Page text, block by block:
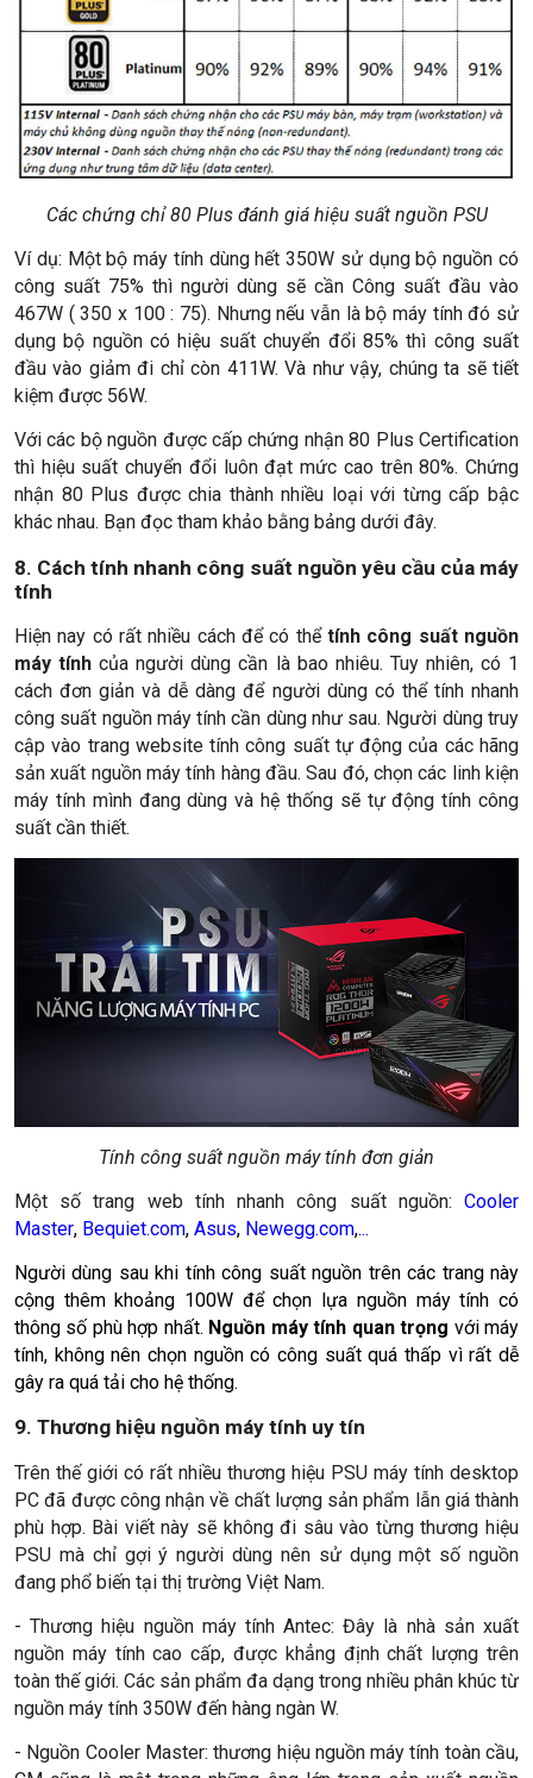
Các chứng chỉ 80 Plus đánh giá hiệu suất nguồn PSU
Ví dụ: Một bộ máy tính dùng hết 350W sử dụng bộ nguồn có
công suất 75% thì người dùng sẽ cần Công suất đầu vào
467W ( 350 x 100 : 75). Nhưng nếu vẫn là bộ máy tính đó sử
dụng bộ nguồn có hiệu suất chuyển đổi 85% thì công suất
đầu vào giảm đi chỉ còn 411W. Và như vậy, chúng ta sẽ tiết
kiệm được 56W.
Với các bộ nguồn được cấp chứng nhận 80 Plus Certification
thì hiệu suất chuyển đổi luôn đạt mức cao trên 80%. Chứng
nhận 80 Plus được chia thành nhiều loại với từng cấp bậc
khác nhau. Bạn đọc tham khảo bằng bảng dưới đây.
8. Cách tính nhanh công suất nguồn yêu cầu của máy
tính
Hiện nay có rất nhiều cách để có thể tính công suất nguồn
máy tính của người dùng cần là bao nhiêu. Tuy nhiên, có 1
cách đơn giản và dễ dàng để người dùng có thể tính nhanh
công suất nguồn máy tính cần dùng như sau. Người dùng truy
cập vào trang website tính công suất tự động của các hãng
sản xuất nguồn máy tính hàng đầu. Sau đó, chọn các linh kiện
máy tính mình đang dùng và hệ thống sẽ tự động tính công
suất cần thiết.
Tính công suất nguồn máy tính đơn giản
Một số trang web tính nhanh công suất nguồn: Cooler
Master, Bequiet.com, Asus, Newegg.com,...
Người dùng sau khi tính công suất nguồn trên các trang này
cộng thêm khoảng 100W để chọn lựa nguồn máy tính có
thông số phù hợp nhất. Nguồn máy tính quan trọng với máy
tính, không nên chọn nguồn có công suất quá thấp vì rất dễ
gây ra quá tải cho hệ thống.
9. Thương hiệu nguồn máy tính uy tín
Trên thế giới có rất nhiều thương hiệu PSU máy tính desktop
PC đã được công nhận về chất lượng sản phẩm lẫn giá thành
phù hợp. Bài viết này sẽ không đi sâu vào từng thương hiệu
PSU mà chỉ gợi ý người dùng nên sử dụng một số nguồn
đang phổ biến tại thị trường Việt Nam.
- Thương hiệu nguồn máy tính Antec: Đây là nhà sản xuất
nguồn máy tính cao cấp, được khẳng định chất lượng trên
toàn thế giới. Các sản phẩm đa dạng trong nhiều phân khúc từ
nguồn máy tính 350W đến hàng ngàn W.
- Nguồn Cooler Master: thương hiệu nguồn máy tính toàn cầu,